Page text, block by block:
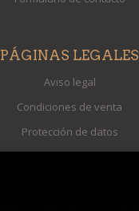
PÁGINAS LEGALES
Aviso legal
Condiciones de venta
Protección de datos
Política de Cookies